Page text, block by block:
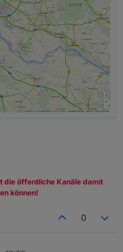
die öffentliche Kanäle damit
können!
0